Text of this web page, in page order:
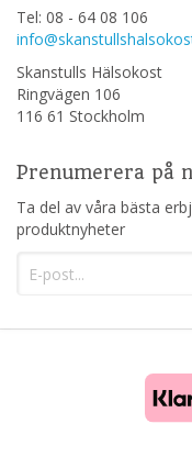
Tel: 08 - 64 08 106
Skanstulls Hälsokost
Ringvägen 106
116 61 Stockholm
Prenumerera på
Ta del av våra bästa
produktnyheter